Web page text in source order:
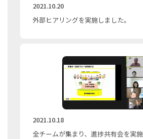
2021.10.20
外部ヒアリングを実施しました。
2021.10.18
全チームが集まり、進捗共有会を実